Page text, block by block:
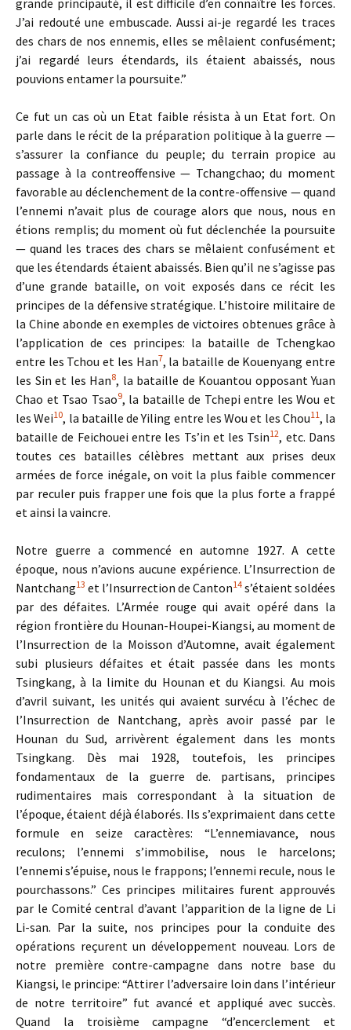
grande principauté, il est difficile d’en connaître les forces.
J’ai redouté une embuscade. Aussi ai-je regardé les traces
des chars de nos ennemis, elles se mêlaient confusément;
j’ai regardé leurs étendards, ils étaient abaissés, nous
pouvions entamer la poursuite.”
Ce fut un cas où un Etat faible résista à un Etat fort. On
parle dans le récit de la préparation politique à la guerre —
s’assurer la confiance du peuple; du terrain propice au
passage à la contreoffensive — Tchangchao; du moment
favorable au déclenchement de la contre-offensive — quand
l’ennemi n’avait plus de courage alors que nous, nous en
étions remplis; du moment où fut déclenchée la poursuite
— quand les traces des chars se mêlaient confusément et
que les étendards étaient abaissés. Bien qu’il ne s’agisse pas
d’une grande bataille, on voit exposés dans ce récit les
principes de la défensive stratégique. L’histoire militaire de
la Chine abonde en exemples de victoires obtenues grâce à
l’application de ces principes: la bataille de Tchengkao
entre les Tchou et les Han7, la bataille de Kouenyang entre
les Sin et les Han8, la bataille de Kouantou opposant Yuan
Chao et Tsao Tsao9, la bataille de Tchepi entre les Wou et
les Wei10, la bataille de Yiling entre les Wou et les Chou11, la
bataille de Feichouei entre les Ts’in et les Tsin12, etc. Dans
toutes ces batailles célèbres mettant aux prises deux
armées de force inégale, on voit la plus faible commencer
par reculer puis frapper une fois que la plus forte a frappé
et ainsi la vaincre.
Notre guerre a commencé en automne 1927. A cette
époque, nous n’avions aucune expérience. L’Insurrection de
Nantchang13 et l’Insurrection de Canton14 s’étaient soldées
par des défaites. L’Armée rouge qui avait opéré dans la
région frontière du Hounan-Houpei-Kiangsi, au moment de
l’Insurrection de la Moisson d’Automne, avait également
subi plusieurs défaites et était passée dans les monts
Tsingkang, à la limite du Hounan et du Kiangsi. Au mois
d’avril suivant, les unités qui avaient survécu à l’échec de
l’Insurrection de Nantchang, après avoir passé par le
Hounan du Sud, arrivèrent également dans les monts
Tsingkang. Dès mai 1928, toutefois, les principes
fondamentaux de la guerre de. partisans, principes
rudimentaires mais correspondant à la situation de
l’époque, étaient déjà élaborés. Ils s’exprimaient dans cette
formule en seize caractères: “L’ennemiavance, nous
reculons; l’ennemi s’immobilise, nous le harcelons;
l’ennemi s’épuise, nous le frappons; l’ennemi recule, nous le
pourchassons.” Ces principes militaires furent approuvés
par le Comité central d’avant l’apparition de la ligne de Li
Li-san. Par la suite, nos principes pour la conduite des
opérations reçurent un développement nouveau. Lors de
notre première contre-campagne dans notre base du
Kiangsi, le principe: “Attirer l’adversaire loin dans l’intérieur
de notre territoire” fut avancé et appliqué avec succès.
Quand la troisième campagne “d’encerclement et